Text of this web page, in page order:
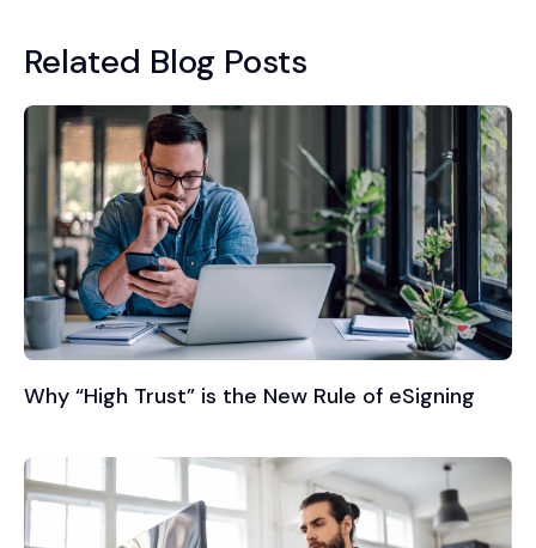
Related Blog Posts
Why “High Trust” is the New Rule of eSigning